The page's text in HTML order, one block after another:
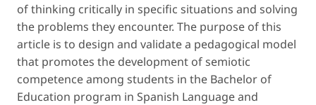
of thinking critically in specific situations and solving
the problems they encounter. The purpose of this
article is to design and validate a pedagogical model
that promotes the development of semiotic
competence among students in the Bachelor of
Education program in Spanish Language and